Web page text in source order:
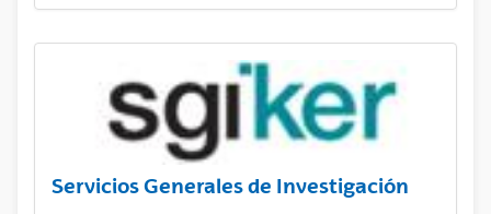
Servicios Generales de Investigación